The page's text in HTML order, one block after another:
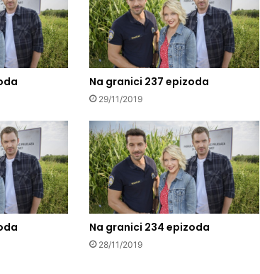
Na granici 237 epizoda
29/11/2019
Na granici 234 epizoda
28/11/2019